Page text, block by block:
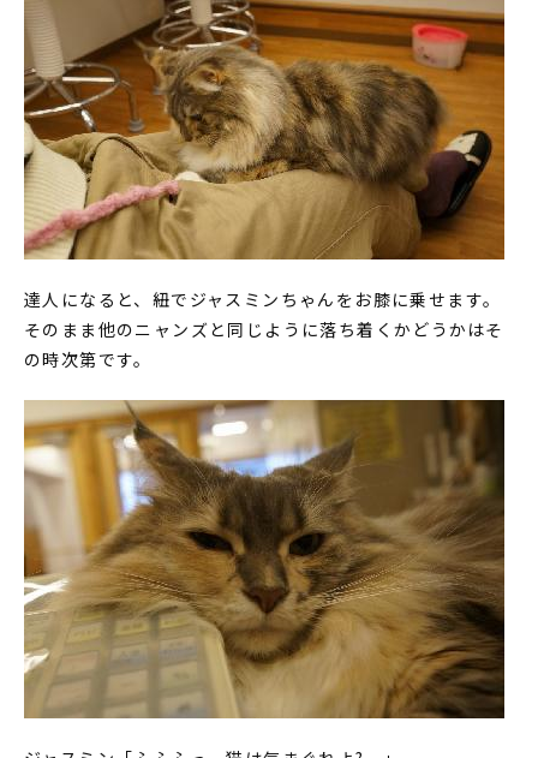
達人になると、紐でジャスミンちゃんをお膝に乗せます。
そのまま他のニャンズと同じように落ち着くかどうかはそ
の時次第です。